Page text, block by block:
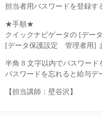
担当者用パスワードを登録す
★手順★
クイックナビゲータの [デー
[データ保護設定 管理者用]
半角 8 文字以内でパスワード
パスワードを忘れると給与デ
【担当講師：壁谷沢】